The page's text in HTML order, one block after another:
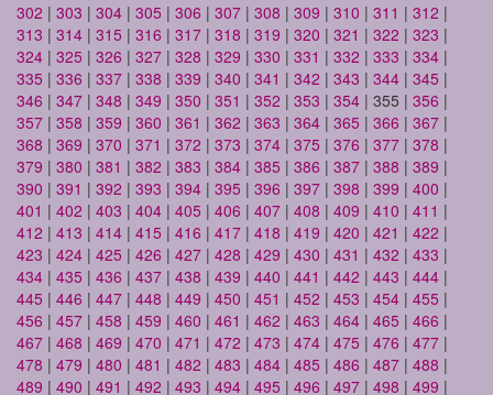
302 | 303 | 304 | 305 | 306 | 307 | 308 | 309 | 310 | 311 | 312 |
313 | 314 | 315 | 316 | 317 | 318 | 319 | 320 | 321 | 322 | 323 |
324 | 325 | 326 | 327 | 328 | 329 | 330 | 331 | 332 | 333 | 334 |
335 | 336 | 337 | 338 | 339 | 340 | 341 | 342 | 343 | 344 | 345 |
346 | 347 | 348 | 349 | 350 | 351 | 352 | 353 | 354 | 355 | 356 |
357 | 358 | 359 | 360 | 361 | 362 | 363 | 364 | 365 | 366 | 367 |
368 | 369 | 370 | 371 | 372 | 373 | 374 | 375 | 376 | 377 | 378 |
379 | 380 | 381 | 382 | 383 | 384 | 385 | 386 | 387 | 388 | 389 |
390 | 391 | 392 | 393 | 394 | 395 | 396 | 397 | 398 | 399 | 400 |
401 | 402 | 403 | 404 | 405 | 406 | 407 | 408 | 409 | 410 | 411 |
412 | 413 | 414 | 415 | 416 | 417 | 418 | 419 | 420 | 421 | 422 |
423 | 424 | 425 | 426 | 427 | 428 | 429 | 430 | 431 | 432 | 433 |
434 | 435 | 436 | 437 | 438 | 439 | 440 | 441 | 442 | 443 | 444 |
445 | 446 | 447 | 448 | 449 | 450 | 451 | 452 | 453 | 454 | 455 |
456 | 457 | 458 | 459 | 460 | 461 | 462 | 463 | 464 | 465 | 466 |
467 | 468 | 469 | 470 | 471 | 472 | 473 | 474 | 475 | 476 | 477 |
478 | 479 | 480 | 481 | 482 | 483 | 484 | 485 | 486 | 487 | 488 |
489 | 490 | 491 | 492 | 493 | 494 | 495 | 496 | 497 | 498 | 499 |